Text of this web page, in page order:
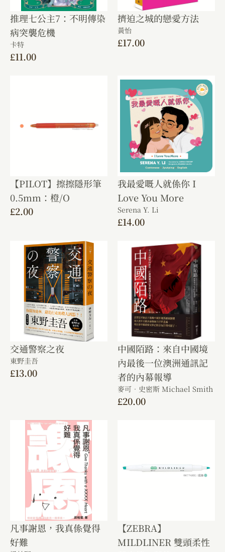
推理七公主7：不明傳染
病突襲危機
卡特
£11.00
擠迫之城的戀愛方法
黃怡
£17.00
【PILOT】擦擦隱形筆
0.5mm：橙/O
£2.00
我最愛嘅人就係你 I
Love You More
Serena Y. Li
£14.00
交通警察之夜
東野圭吾
£13.00
中國陌路：來自中國境
內最後一位澳洲通訊記
者的內幕報導
麥可．史密斯 Michael Smith
£20.00
凡事謝恩，我真係覺得
好難
【ZEBRA】
MILDLINER 雙頭柔性